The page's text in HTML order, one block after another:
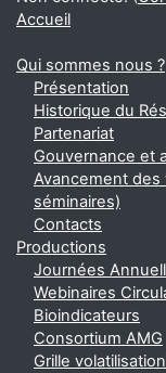
Accueil
Qui sommes nous ?
Présentation
Historique du
Partenariat
Gouvernance et
Avancement
séminaires)
Contacts
Productions
Journées
Webinaires
Bioindicateurs
Consortium AMG
Grille